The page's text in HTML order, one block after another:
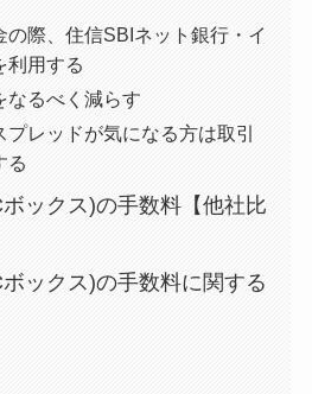
の際、住信SBIネット銀行・イ
利用する
なるべく減らす
プレッドが気になる方は取引
る
ックス)の手数料【他社比
ックス)の手数料に関する